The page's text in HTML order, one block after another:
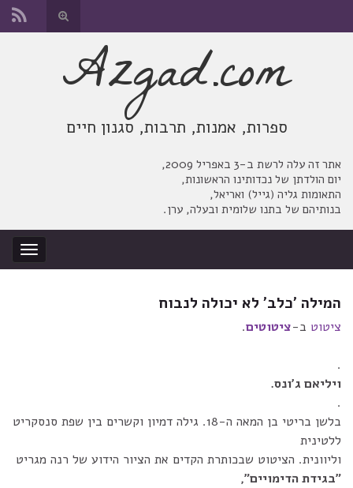
החלף
טופס
אתר זה עלה לרשת ב-3 באפריל 2009,
יום הולדתן של נכדותינו הראשונות,
התאומות גליה (גייל) ואריאל,
בנותיהם של בתנו שלומית ובעלה, ערן.
החלף
ניווט
Azgad.com
ספרות, אמנות, תרבות, סגנון חיים
המילה 'כלב' לא יכולה לנבוח
ציטוט ב-ציטוטים.
.
ויליאם ג'ונס.
.
בלשן בריטי בן המאה ה-18. גילה דמיון וקשרים בין שפת סנסקריט
ללטינית
וליוונית. הציטוט שבכותרת הקדים את הציור הידוע של רנה מגריט
"בגידת הדימויים",